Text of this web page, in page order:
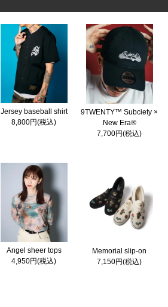
Jersey baseball shirt
8,800円(税込)
9TWENTY™ Subciety ×
New Era®
7,700円(税込)
Angel sheer tops
4,950円(税込)
Memorial slip-on
7,150円(税込)